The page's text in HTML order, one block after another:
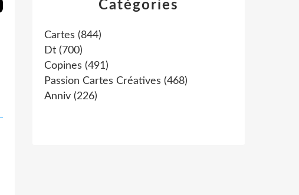
Catégories
Cartes (844)
Dt (700)
Copines (491)
Passion Cartes Créatives (468)
Anniv (226)